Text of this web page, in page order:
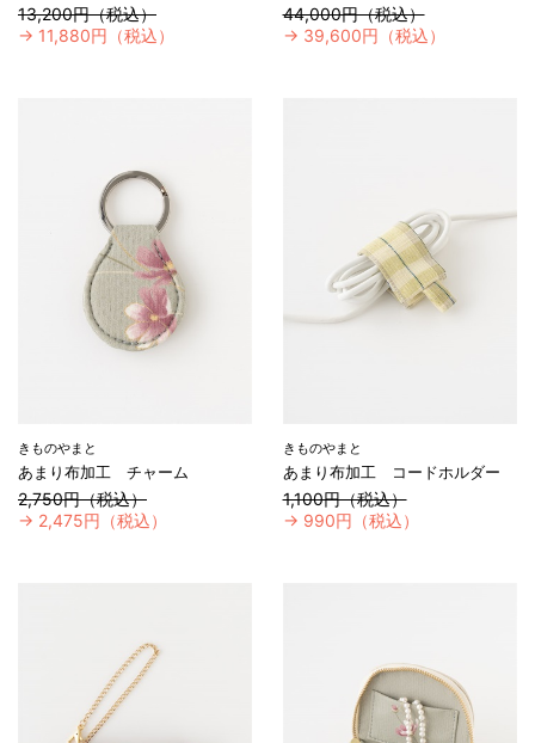
13,200円（税込）
→ 11,880円（税込）
44,000円（税込）
→ 39,600円（税込）
きものやまと
あまり布加工 チャーム
2,750円（税込）
→ 2,475円（税込）
きものやまと
あまり布加工 コードホルダー
1,100円（税込）
→ 990円（税込）